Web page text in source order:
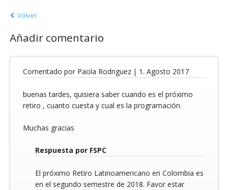
Volver
Añadir comentario
Comentado por Paola Rodriguez | 1. Agosto 2017
buenas tardes, quisiera saber cuando es el próximo
retiro , cuanto cuesta y cual es la programación.
Muchas gracias
Respuesta por FSPC
El próximo Retiro Latinoamericano en Colombia es
en el segundo semestre de 2018. Favor estar